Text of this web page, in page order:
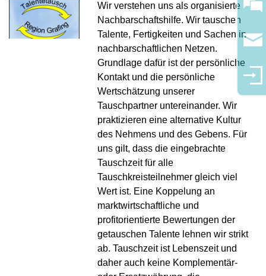
Wir verstehen uns als organisierte
Nachbarschaftshilfe. Wir tauschen
Talente, Fertigkeiten und Sachen in
nachbarschaftlichen Netzen.
Grundlage dafür ist der persönliche
Kontakt und die persönliche
Wertschätzung unserer
Tauschpartner untereinander. Wir
praktizieren eine alternative Kultur
des Nehmens und des Gebens. Für
uns gilt, dass die eingebrachte
Tauschzeit für alle
Tauschkreisteilnehmer gleich viel
Wert ist. Eine Koppelung an
marktwirtschaftliche und
profitorientierte Bewertungen der
getauschen Talente lehnen wir strikt
ab. Tauschzeit ist Lebenszeit und
daher auch keine Komplementär-